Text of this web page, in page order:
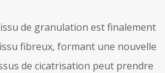
de granulation est finalement
fibreux, formant une nouvelle
de cicatrisation peut prendre